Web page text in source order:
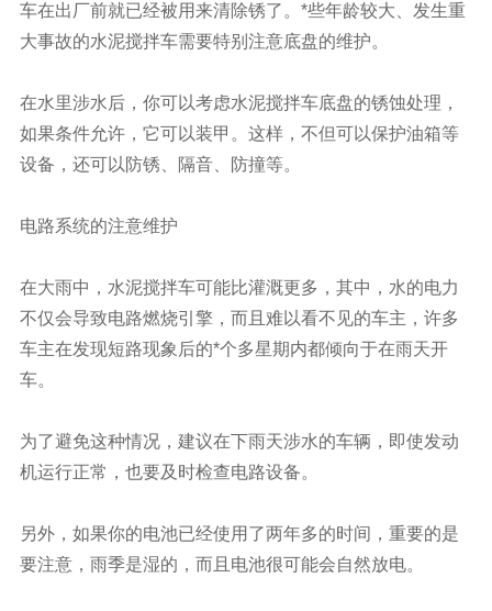
车在出厂前就已经被用来清除锈了。*些年龄较大、发生重
大事故的水泥搅拌车需要特别注意底盘的维护。
在水里涉水后，你可以考虑水泥搅拌车底盘的锈蚀处理，
如果条件允许，它可以装甲。这样，不但可以保护油箱等
设备，还可以防锈、隔音、防撞等。
电路系统的注意维护
在大雨中， 水泥搅拌车可能比灌溉更多，其中，水的电力
不仅会导致电路燃烧引擎，而且难以看不见的车主，许多
车主在发现短路现象后的*个多星期内都倾向于在雨天开
车。
为了避免这种情况，建议在下雨天涉水的车辆，即使发动
机运行正常，也要及时检查电路设备。
另外，如果你的电池已经使用了两年多的时间，重要的是
要注意，雨季是湿的，而且电池很可能会自然放电。